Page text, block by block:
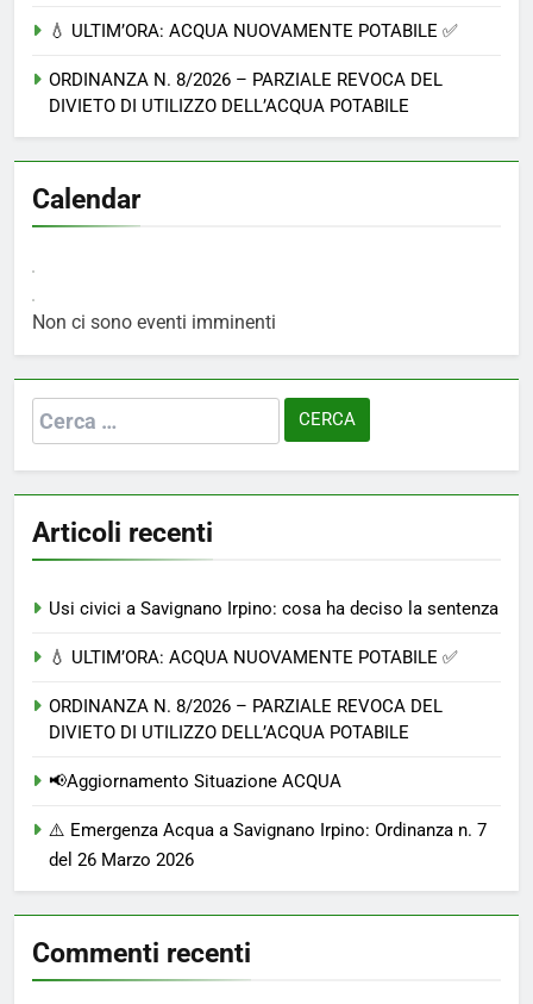
💧 ULTIM’ORA: ACQUA NUOVAMENTE POTABILE ✅
ORDINANZA N. 8/2026 – PARZIALE REVOCA DEL
DIVIETO DI UTILIZZO DELL’ACQUA POTABILE
Calendar
Non ci sono eventi imminenti
Ricerca
per:
Articoli recenti
Usi civici a Savignano Irpino: cosa ha deciso la sentenza
💧 ULTIM’ORA: ACQUA NUOVAMENTE POTABILE ✅
ORDINANZA N. 8/2026 – PARZIALE REVOCA DEL
DIVIETO DI UTILIZZO DELL’ACQUA POTABILE
📢Aggiornamento Situazione ACQUA
⚠️ Emergenza Acqua a Savignano Irpino: Ordinanza n. 7
del 26 Marzo 2026
Commenti recenti